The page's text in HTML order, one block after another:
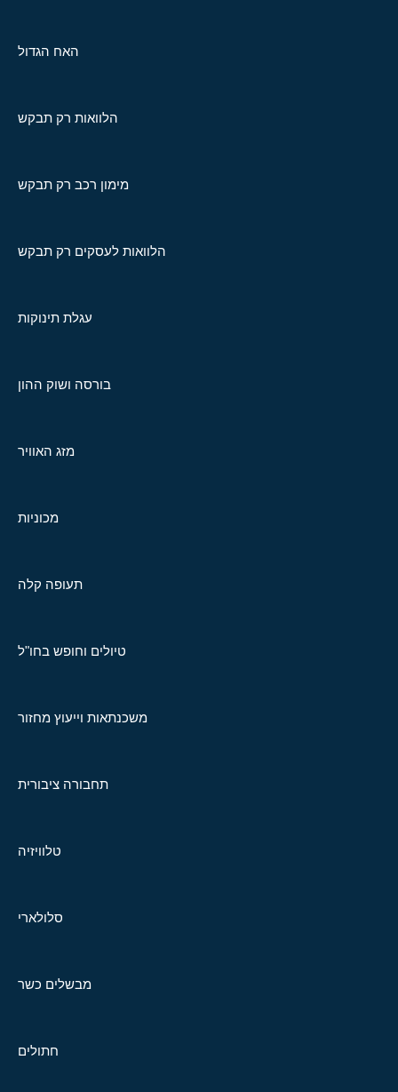
האח הגדול
הלוואות רק תבקש
מימון רכב רק תבקש
הלוואות לעסקים רק תבקש
עגלת תינוקות
בורסה ושוק ההון
מזג האוויר
מכוניות
תעופה קלה
טיולים וחופש בחו"ל
משכנתאות וייעוץ מחזור
תחבורה ציבורית
טלוויזיה
סלולארי
מבשלים כשר
חתולים